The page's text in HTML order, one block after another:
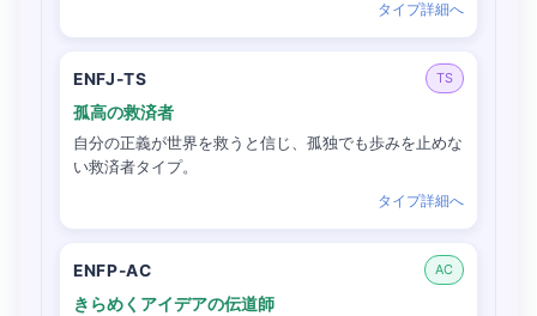
タイプ詳細へ
ENFJ-TS TS
孤高の救済者
自分の正義が世界を救うと信じ、孤独でも歩みを止めな
い救済者タイプ。
タイプ詳細へ
ENFP-AC AC
きらめくアイデアの伝道師